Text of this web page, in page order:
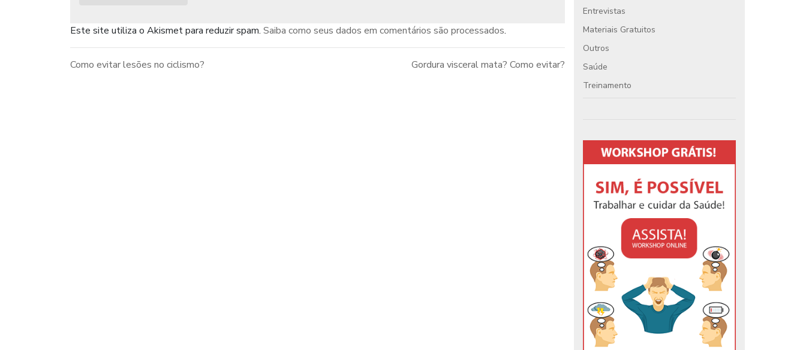
Este site utiliza o Akismet para reduzir spam. Saiba como seus dados em comentários são processados.
Como evitar lesões no ciclismo? Gordura visceral mata? Como evitar?
Entrevistas
Materiais Gratuitos
Outros
Saúde
Treinamento